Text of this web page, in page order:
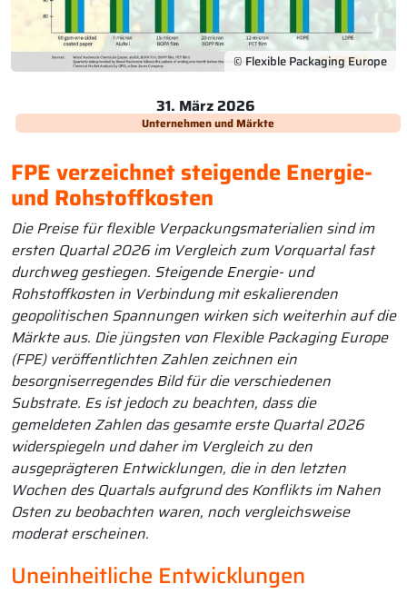
© Flexible Packaging Europe
31. März 2026
Unternehmen und Märkte
FPE verzeichnet steigende Energie-
und Rohstoffkosten
Die Preise für flexible Verpackungsmaterialien sind im
ersten Quartal 2026 im Vergleich zum Vorquartal fast
durchweg gestiegen. Steigende Energie- und
Rohstoffkosten in Verbindung mit eskalierenden
geopolitischen Spannungen wirken sich weiterhin auf die
Märkte aus. Die jüngsten von Flexible Packaging Europe
(FPE) veröffentlichten Zahlen zeichnen ein
besorgniserregendes Bild für die verschiedenen
Substrate. Es ist jedoch zu beachten, dass die
gemeldeten Zahlen das gesamte erste Quartal 2026
widerspiegeln und daher im Vergleich zu den
ausgeprägteren Entwicklungen, die in den letzten
Wochen des Quartals aufgrund des Konflikts im Nahen
Osten zu beobachten waren, noch vergleichsweise
moderat erscheinen.
Uneinheitliche Entwicklungen